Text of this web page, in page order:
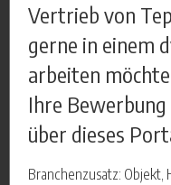
Vertrieb von
gerne in einem
arbeiten
Ihre
über dieses
Branchenzusatz: Objekt,